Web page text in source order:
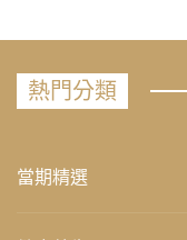
熱門分類
當期精選